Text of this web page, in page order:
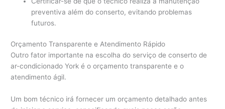
preventiva além do conserto, evitando problemas
futuros.
Orçamento Transparente e Atendimento Rápido
Outro fator importante na escolha do serviço de conserto de
ar-condicionado York é o orçamento transparente e o
atendimento ágil.
Um bom técnico irá fornecer um orçamento detalhado antes